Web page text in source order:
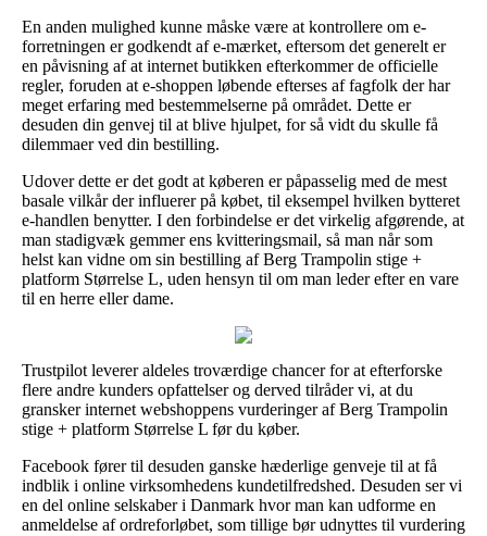
En anden mulighed kunne måske være at kontrollere om e-
forretningen er godkendt af e-mærket, eftersom det generelt er
en påvisning af at internet butikken efterkommer de officielle
regler, foruden at e-shoppen løbende efterses af fagfolk der har
meget erfaring med bestemmelserne på området. Dette er
desuden din genvej til at blive hjulpet, for så vidt du skulle få
dilemmaer ved din bestilling.
Udover dette er det godt at køberen er påpasselig med de mest
basale vilkår der influerer på købet, til eksempel hvilken bytteret
e-handlen benytter. I den forbindelse er det virkelig afgørende, at
man stadigvæk gemmer ens kvitteringsmail, så man når som
helst kan vidne om sin bestilling af Berg Trampolin stige +
platform Størrelse L, uden hensyn til om man leder efter en vare
til en herre eller dame.
Trustpilot leverer aldeles troværdige chancer for at efterforske
flere andre kunders opfattelser og derved tilråder vi, at du
gransker internet webshoppens vurderinger af Berg Trampolin
stige + platform Størrelse L før du køber.
Facebook fører til desuden ganske hæderlige genveje til at få
indblik i online virksomhedens kundetilfredshed. Desuden ser vi
en del online selskaber i Danmark hvor man kan udforme en
anmeldelse af ordreforløbet, som tillige bør udnyttes til vurdering